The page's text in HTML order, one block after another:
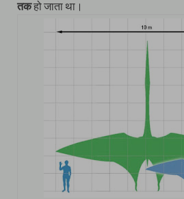
तकहो जाता था।